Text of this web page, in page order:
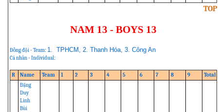
TOP
NAM 13 - BOYS 13
Đồng đội - Team: 1. TPHCM, 2. Thanh Hóa, 3. Công An
Cá nhân - Individual:
R Name Team 1 2 3 4 5 6 7 8 9 Total
Đặng
Duy
Linh
Bùi